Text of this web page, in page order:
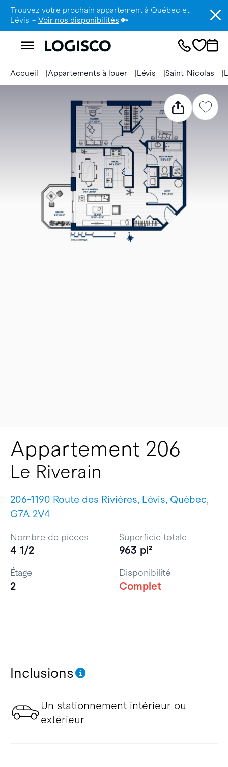
Trouvez votre prochain appartement à Québec et
Lévis – Voir nos disponibilités 🔑
Accueil Appartements à louer Lévis Saint-Nicolas
Appartement 206
Le Riverain
206-1190 Route des Rivières, Lévis, Québec,
G7A 2V4
Inclusions
Un stationnement intérieur ou
extérieur
Nombre de pièces
4 1/2
Superficie totale
963 pi²
Étage
2
Disponibilité
Complet